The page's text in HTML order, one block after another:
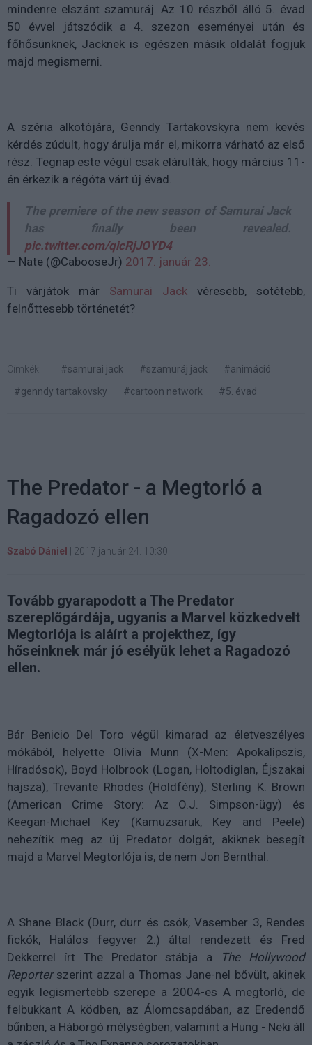
mindenre elszánt szamuráj. Az 10 részből álló 5. évad
50 évvel játszódik a 4. szezon eseményei után és
főhősünknek, Jacknek is egészen másik oldalát fogjuk
majd megismerni.
A széria alkotójára, Genndy Tartakovskyra nem kevés
kérdés zúdult, hogy árulja már el, mikorra várható az első
rész. Tegnap este végül csak elárulták, hogy március 11-
én érkezik a régóta várt új évad.
The premiere of the new season of Samurai Jack
has finally been revealed.
pic.twitter.com/qicRjJOYD4
— Nate (@CabooseJr) 2017. január 23.
Ti várjátok már Samurai Jack véresebb, sötétebb,
felnőttesebb történetét?
Címkék: #samurai jack #szamuráj jack
#animáció
#genndy tartakovsky
#cartoon network #5. évad
The Predator - a Megtorló a
Ragadozó ellen
Szabó Dániel 2017 január 24. 10:30
Tovább gyarapodott a The Predator
szereplőgárdája, ugyanis a Marvel közkedvelt
Megtorlója is aláírt a projekthez, így
hőseinknek már jó esélyük lehet a Ragadozó
ellen.
Bár Benicio Del Toro végül kimarad az életveszélyes
mókából, helyette Olivia Munn (X-Men: Apokalipszis,
Híradósok), Boyd Holbrook (Logan, Holtodiglan, Éjszakai
hajsza), Trevante Rhodes (Holdfény), Sterling K. Brown
(American Crime Story: Az O.J. Simpson-ügy) és
Keegan-Michael Key (Kamuzsaruk, Key and Peele)
nehezítik meg az új Predator dolgát, akiknek besegít
majd a Marvel Megtorlója is, de nem Jon Bernthal.
A Shane Black (Durr, durr és csók, Vasember 3, Rendes
fickók, Halálos fegyver 2.) által rendezett és Fred
Dekkerrel írt The Predator stábja a
The Hollywood
Reporterszerint azzal a Thomas Jane-nel bővült, akinek
egyik legismertebb szerepe a 2004-es A megtorló, de
felbukkant A ködben, az Álomcsapdában, az Eredendő
bűnben, a Háborgó mélységben, valamint a Hung - Neki áll